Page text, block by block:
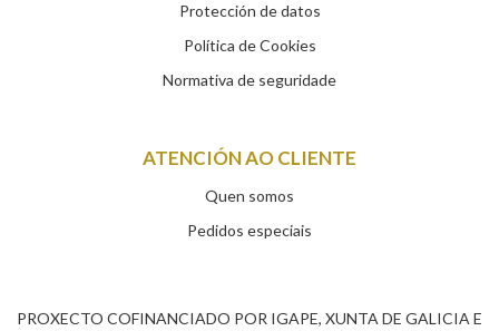
Protección de datos
Política de Cookies
Normativa de seguridade
ATENCIÓN AO CLIENTE
Quen somos
Pedidos especiais
PROXECTO COFINANCIADO POR IGAPE, XUNTA DE GALICIA E